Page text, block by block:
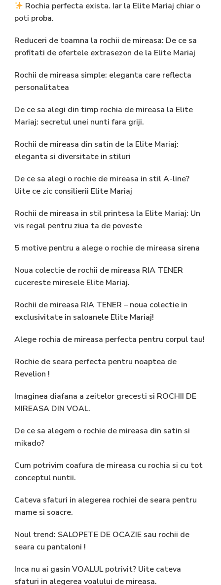
Rochia perfecta exista. Iar la Elite Mariaj chiar o
poti proba.
Reduceri de toamna la rochii de mireasa: De ce sa
profitati de ofertele extrasezon de la Elite Mariaj
Rochii de mireasa simple: eleganta care reflecta
personalitatea
De ce sa alegi din timp rochia de mireasa la Elite
Mariaj: secretul unei nunti fara griji.
Rochii de mireasa din satin de la Elite Mariaj:
eleganta si diversitate in stiluri
De ce sa alegi o rochie de mireasa in stil A-line?
Uite ce zic consilierii Elite Mariaj
Rochii de mireasa in stil printesa la Elite Mariaj: Un
vis regal pentru ziua ta de poveste
5 motive pentru a alege o rochie de mireasa sirena
Noua colectie de rochii de mireasa RIA TENER
cucereste miresele Elite Mariaj.
Rochii de mireasa RIA TENER – noua colectie in
exclusivitate in saloanele Elite Mariaj!
Alege rochia de mireasa perfecta pentru corpul tau!
Rochie de seara perfecta pentru noaptea de
Revelion !
Imaginea diafana a zeitelor grecesti si ROCHII DE
MIREASA DIN VOAL.
De ce sa alegem o rochie de mireasa din satin si
mikado?
Cum potrivim coafura de mireasa cu rochia si cu tot
conceptul nuntii.
Cateva sfaturi in alegerea rochiei de seara pentru
mame si soacre.
Noul trend: SALOPETE DE OCAZIE sau rochii de
seara cu pantaloni !
Inca nu ai gasin VOALUL potrivit? Uite cateva
sfaturi in alegerea voalului de mireasa.